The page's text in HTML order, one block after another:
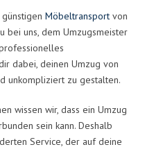
Möbeltransport von
bei uns, dem Umzugsmeister
dabei, deinen Umzug von
unkompliziert zu gestalten.
wissen wir, dass ein Umzug
sein kann. Deshalb
Service, der auf deine